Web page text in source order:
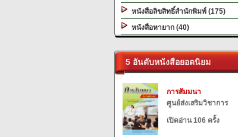
หนังสือลิขสิทธิ์สำนักพิมพ์ (175)
หนังสือหายาก (40)
5 อันดับหนังสือยอดนิยม
การสัมมนา
ศูนย์ส่งเสริมวิชาการ
เปิดอ่าน 106 ครั้ง